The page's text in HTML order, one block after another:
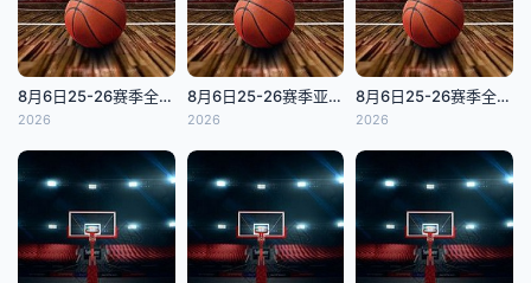
8月6日25-26赛季全国青年篮球联赛 吉林东北虎63VS81青岛国信海天
2026
8月6日25-26赛季亚洲大学生篮球联赛 廷世大学VS政治大学
2026
8月6日25-26赛季全国青年篮球联赛 四川锦城72VS88广东宏远
2026